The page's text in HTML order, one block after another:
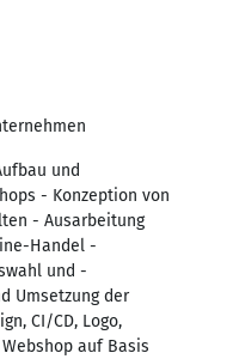
und
- Konzeption von
- Ausarbeitung
Handel -
und -
Umsetzung der
CI/CD, Logo,
auf Basis